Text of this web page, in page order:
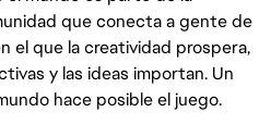
que conecta a gente de
el que la creatividad prospera,
y las ideas importan. Un
hace posible el juego.